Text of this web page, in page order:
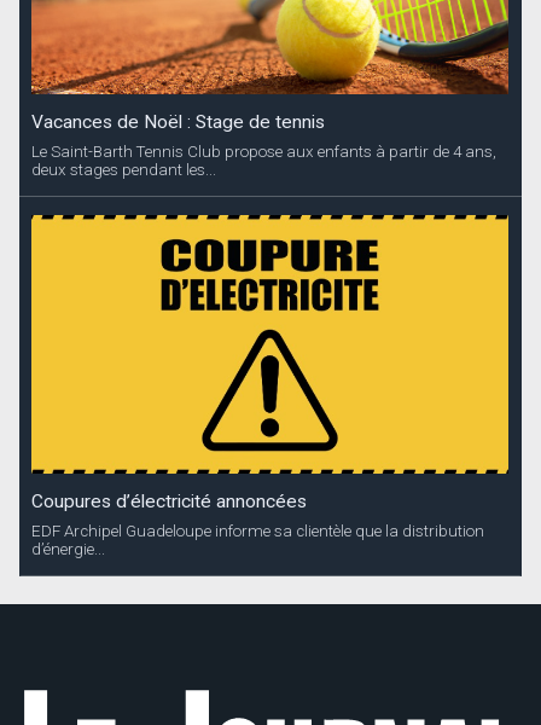
Vacances de Noël : Stage de tennis
Le Saint-Barth Tennis Club propose aux enfants à partir de 4 ans,
deux stages pendant les...
Coupures d’électricité annoncées
EDF Archipel Guadeloupe informe sa clientèle que la distribution
d’énergie...